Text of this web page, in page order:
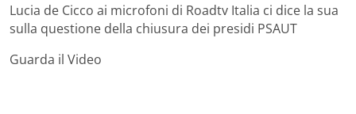
Lucia de Cicco ai microfoni di Roadtv Italia ci dice la sua
sulla questione della chiusura dei presidi PSAUT
Guarda il Video